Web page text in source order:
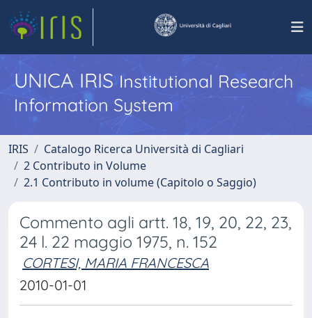
UNICA IRISInstitutional Research
Information System
IRIS
Catalogo Ricerca Università di Cagliari
2 Contributo in Volume
2.1 Contributo in volume (Capitolo o Saggio)
Commento agli artt. 18, 19, 20, 22, 23,
24 l. 22 maggio 1975, n. 152
CORTESI, MARIA FRANCESCA
2010-01-01